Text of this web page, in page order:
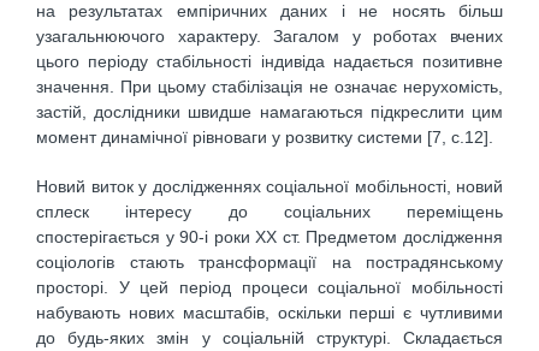
на результатах емпіричних даних і не носять більш
узагальнюючого характеру. Загалом у роботах вчених
цього періоду стабільності індивіда надається позитивне
значення. При цьому стабілізація не озна­чає нерухомість,
застій, дослідники швидше намагаються підкреслити цим
момент динамічної рівноваги у розвитку системи [7, с.12].
Новий виток у дослідженнях соціа­льної мобільності, новий
сплеск інтересу до соціальних переміщень
спостерігається у 90-і роки ХХ ст. Предметом дослідження
соціологів стають трансформації на постра­дянському
просторі. У цей період процеси соціальної мобільності
набувають нових масштабів, оскільки перші є чутливими
до будь-яких змін у соціальній структурі. Складається